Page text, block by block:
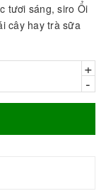
tươi sáng, siro Ổi
cây hay trà sữa
+
-